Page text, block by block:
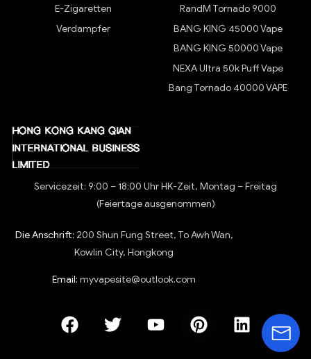
E-Zigaretten
Verdampfer
RandM Tornado 9000
BANG KING 45000 Vape
BANG KING 50000 Vape
NEXA Ultra 50k Puff Vape
Bang Tornado 40000 VAPE
Servicezeit: 9:00 – 18:00 Uhr HK-Zeit, Montag – Freitag
(Feiertage ausgenommen)
Die Anschrift: 200 Shun Fung Street, To Awh Wan,
Kowlin City, Hongkong
Email: myvapesite@outlook.com